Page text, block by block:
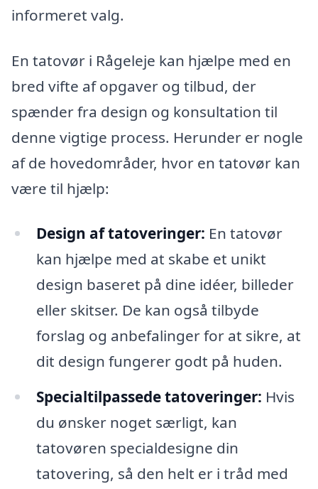
informeret valg.
En tatovør i Rågeleje kan hjælpe med en
bred vifte af opgaver og tilbud, der
spænder fra design og konsultation til
denne vigtige process. Herunder er nogle
af de hovedområder, hvor en tatovør kan
være til hjælp:
Design af tatoveringer: En tatovør
kan hjælpe med at skabe et unikt
design baseret på dine idéer, billeder
eller skitser. De kan også tilbyde
forslag og anbefalinger for at sikre, at
dit design fungerer godt på huden.
Specialtilpassede tatoveringer: Hvis
du ønsker noget særligt, kan
tatovøren specialdesigne din
tatovering, så den helt er i tråd med